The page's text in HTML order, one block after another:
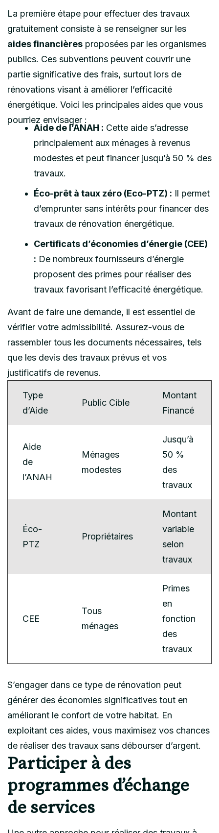
La première étape pour effectuer des travaux
gratuitement consiste à se renseigner sur les
aides financières proposées par les organismes
publics. Ces subventions peuvent couvrir une
partie significative des frais, surtout lors de
rénovations visant à améliorer l’efficacité
énergétique. Voici les principales aides que vous
pourriez envisager :
Aide de l’ANAH : Cette aide s’adresse
principalement aux ménages à revenus
modestes et peut financer jusqu’à 50 % des
travaux.
Éco-prêt à taux zéro (Eco-PTZ) : Il permet
d’emprunter sans intérêts pour financer des
travaux de rénovation énergétique.
Certificats d’économies d’énergie (CEE)
: De nombreux fournisseurs d’énergie
proposent des primes pour réaliser des
travaux favorisant l’efficacité énergétique.
Avant de faire une demande, il est essentiel de
vérifier votre admissibilité. Assurez-vous de
rassembler tous les documents nécessaires, tels
que les devis des travaux prévus et vos
justificatifs de revenus.
Type
d’Aide
Public Cible
Montant
Financé
Aide
de
l’ANAH
Ménages
modestes
Jusqu’à
50 %
des
travaux
Éco-
PTZ
Propriétaires
Montant
variable
selon
travaux
CEE
Tous
ménages
Primes
en
fonction
des
travaux
S’engager dans ce type de rénovation peut
générer des économies significatives tout en
améliorant le confort de votre habitat. En
exploitant ces aides, vous maximisez vos chances
de réaliser des travaux sans débourser d’argent.
Participer à des
programmes d’échange
de services